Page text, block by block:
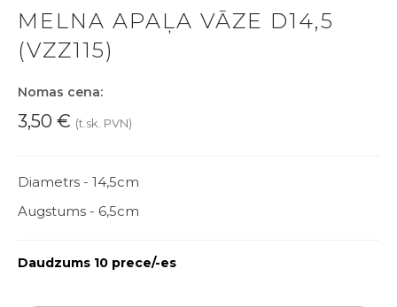
MELNA APAĻA VĀZE D14,5
(VZZ115)
Nomas cena:
3,50 € (t.sk. PVN)
Diametrs - 14,5cm
Augstums - 6,5cm
Daudzums 10 prece/-es